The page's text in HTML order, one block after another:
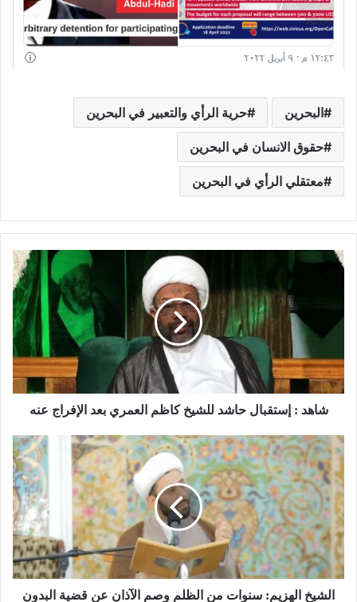
البحرين حرية الرأي والتعبير في البحرين
حقوق الانسان في البحرين
معتقلي الرأي في البحرين
شاهد : إستقبال حاشد للشيخ كاظم العمري بعد الإفراج عنه
الشيخ الهزيم: سنوات من الظلم وصم الآذان عن قضية البدون